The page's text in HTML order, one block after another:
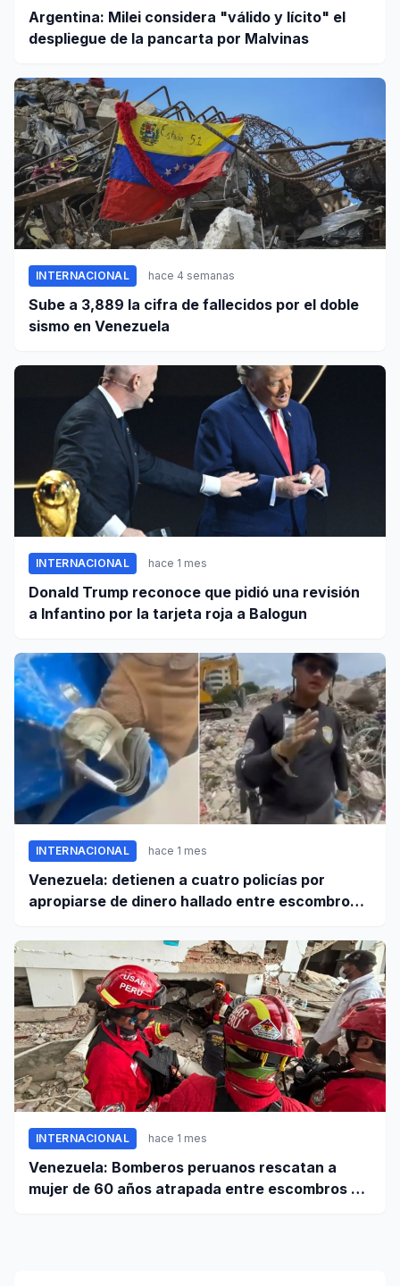
Argentina: Milei considera "válido y lícito" el
despliegue de la pancarta por Malvinas
INTERNACIONAL hace 4 semanas
Sube a 3,889 la cifra de fallecidos por el doble
sismo en Venezuela
INTERNACIONAL hace 1 mes
Donald Trump reconoce que pidió una revisión
a Infantino por la tarjeta roja a Balogun
INTERNACIONAL hace 1 mes
Venezuela: detienen a cuatro policías por
apropiarse de dinero hallado entre escombros
INTERNACIONAL hace 1 mes
Venezuela: Bomberos peruanos rescatan a
mujer de 60 años atrapada entre escombros de